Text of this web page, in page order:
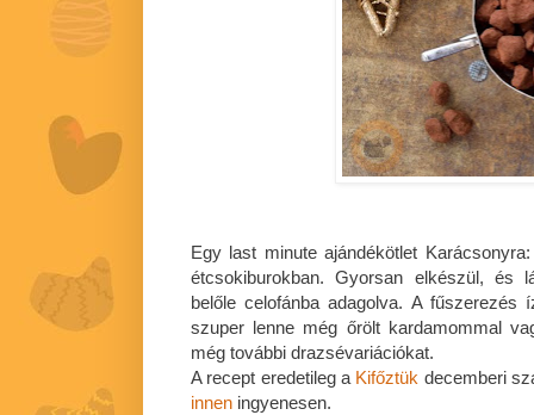
Egy last minute ajándékötlet
étcsokiburokban. Gyorsan elkészül, és
belőle celofánba adagolva. A fűszerezés
szuper lenne még őrölt kardamommal
még további drazsévariációkat.
A recept eredetileg a Kifőztük decemberi
innen ingyenesen.